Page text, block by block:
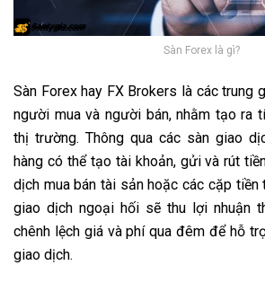
Sàn Forex là gì?
Sàn Forex hay FX Brokers là các trung
người mua và người bán, nhằm tạo ra
thị trường. Thông qua các sàn giao
hàng có thể tạo tài khoản, gửi và rút
dịch mua bán tài sản hoặc các cặp tiền
giao dịch ngoại hối sẽ thu lợi nhuận
chênh lệch giá và phí qua đêm để hỗ
giao dịch.